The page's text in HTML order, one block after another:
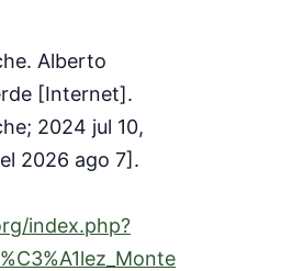
Alberto
[Internet].
2024 jul 10,
2026 ago 7].
index.php?